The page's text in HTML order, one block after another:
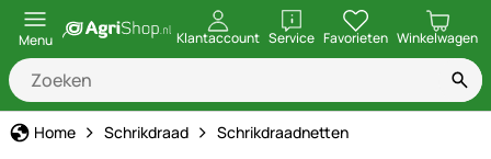
Menu Klantaccount ServiceopenenFavorieten Winkelwagen
Home Schrikdraad Schrikdraadnetten